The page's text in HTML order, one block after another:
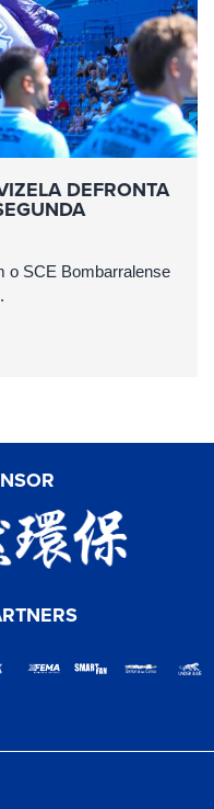
DEFRONTA
o SCE Bombarralense